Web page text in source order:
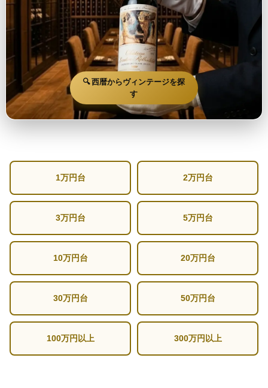
🔍 西暦からヴィンテージを探
す
1万円台 2万円台
3万円台 5万円台
10万円台 20万円台
30万円台 50万円台
100万円以上 300万円以上